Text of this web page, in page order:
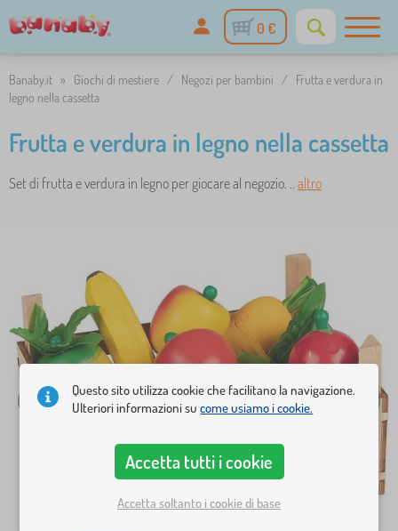
0 €
Banaby.it » Giochi di mestiere / Negozi per bambini /
Frutta e verdura in
legno nella cassetta
Frutta e verdura in legno nella cassetta
Set di frutta e verdura in legno per giocare al negozio. .. altro
Questo sito utilizza cookie che facilitano la navigazione.
Ulteriori informazioni sucome usiamo i cookie.
Accetta tutti i cookie
Accetta soltanto i cookie di base